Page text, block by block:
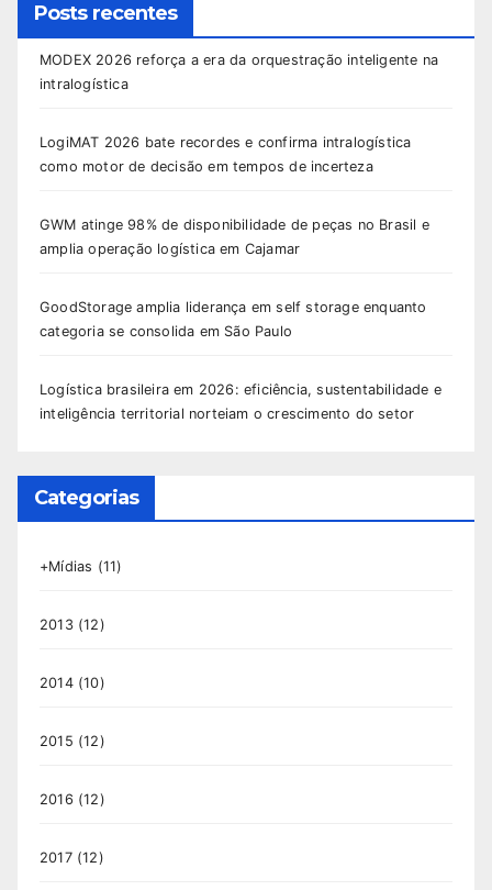
Posts recentes
MODEX 2026 reforça a era da orquestração inteligente na
intralogística
LogiMAT 2026 bate recordes e confirma intralogística
como motor de decisão em tempos de incerteza
GWM atinge 98% de disponibilidade de peças no Brasil e
amplia operação logística em Cajamar
GoodStorage amplia liderança em self storage enquanto
categoria se consolida em São Paulo
Logística brasileira em 2026: eficiência, sustentabilidade e
inteligência territorial norteiam o crescimento do setor
Categorias
+Mídias (11)
2013(12)
2014(10)
2015 (12)
2016 (12)
2017(12)